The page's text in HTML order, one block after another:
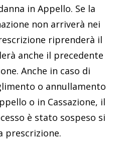
in Appello. Se la
non arriverà nei
riprenderà il
anche il precedente
Anche in caso di
o annullamento
o in Cassazione, il
è stato sospeso si
prescrizione.